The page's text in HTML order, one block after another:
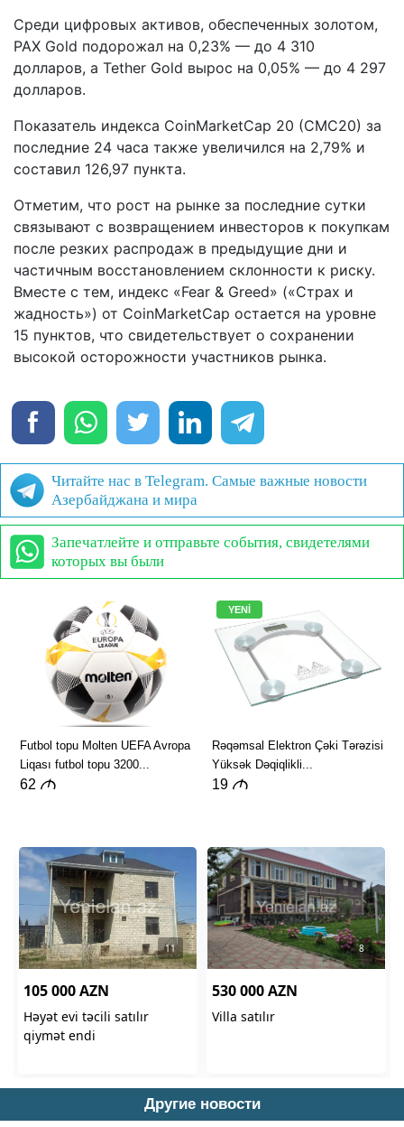
Среди цифровых активов, обеспеченных золотом,
PAX Gold подорожал на 0,23% — до 4 310
долларов, а Tether Gold вырос на 0,05% — до 4 297
долларов.
Показатель индекса CoinMarketCap 20 (CMC20) за
последние 24 часа также увеличился на 2,79% и
составил 126,97 пункта.
Отметим, что рост на рынке за последние сутки
связывают с возвращением инвесторов к покупкам
после резких распродаж в предыдущие дни и
частичным восстановлением склонности к риску.
Вместе с тем, индекс «Fear & Greed» («Страх и
жадность») от CoinMarketCap остается на уровне
15 пунктов, что свидетельствует о сохранении
высокой осторожности участников рынка.
Читайте нас в Telegram. Самые важные новости
Азербайджана и мира
Запечатлейте и отправьте события, свидетелями
которых вы были
Другие новости